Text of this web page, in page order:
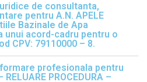
de consultanta,
pentru A.N. APELE
Bazinale de Apa
acord-cadru pentru o
CPV: 79110000 – 8.
profesionala pentru
PROCEDURA –